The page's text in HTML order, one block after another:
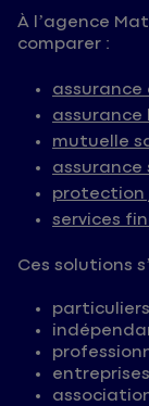
À l’agence
comparer :
assurance
mutuelle
assurance
protection
services
Ces solutions
particuliers
entreprises